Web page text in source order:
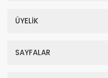
ÜYELİK
SAYFALAR